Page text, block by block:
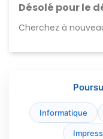
Désolé pour le
Cherchez à
Informatique